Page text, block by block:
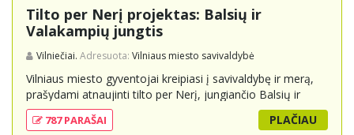
Tilto per Nerį projektas: Balsių ir
Valakampių jungtis
Vilniečiai. Adresuota: Vilniaus miesto savivaldybė
Vilniaus miesto gyventojai kreipiasi į savivaldybę ir merą,
prašydami atnaujinti tilto per Nerį, jungiančio Balsių ir
Valakampių kryptis, projektą ir įtraukti jį į miesto
strateginius susisiekimo planus. Šis tiltas ne tik padėtų
787 PARAŠAI PLAČIAU